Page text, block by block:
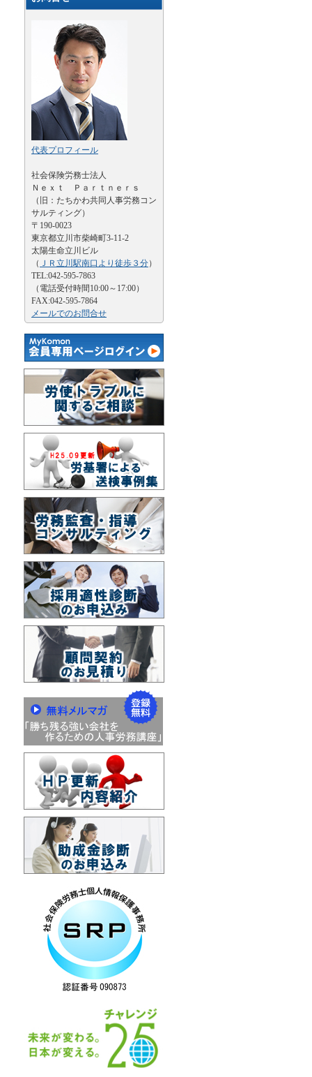
代表プロフィール
社会保険労務士法人
Ｎｅｘｔ Ｐａｒｔｎｅｒｓ
（旧：たちかわ共同人事労務コン
サルティング）
〒190-0023
東京都立川市柴崎町3-11-2
太陽生命立川ビル
（ ＪＲ立川駅南口より徒歩３分）
TEL:042-595-7863
（電話受付時間10:00～17:00）
FAX:042-595-7864
メールでのお問合せ